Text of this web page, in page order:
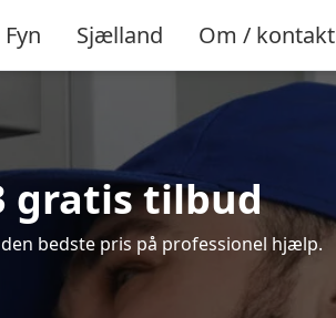
Fyn Sjælland Om / kontakt
gratis tilbud
bedste pris på professionel hjælp.